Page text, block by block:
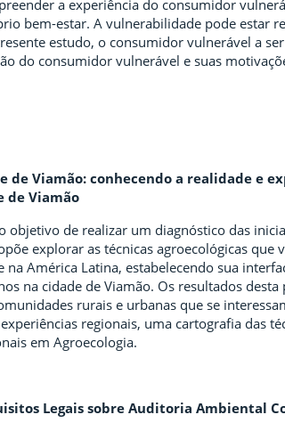
a experiência do consumidor
bem-estar. A vulnerabilidade pode estar
estudo, o consumidor vulnerável a
do consumidor vulnerável e suas
de Viamão: conhecendo a realidade e
de Viamão
objetivo de realizar um diagnóstico das
explorar as técnicas agroecológicas
na América Latina, estabelecendo sua
na cidade de Viamão. Os resultados
rurais e urbanas que se
regionais, uma cartografia das
em Agroecologia.
Legais sobre Auditoria Ambiental